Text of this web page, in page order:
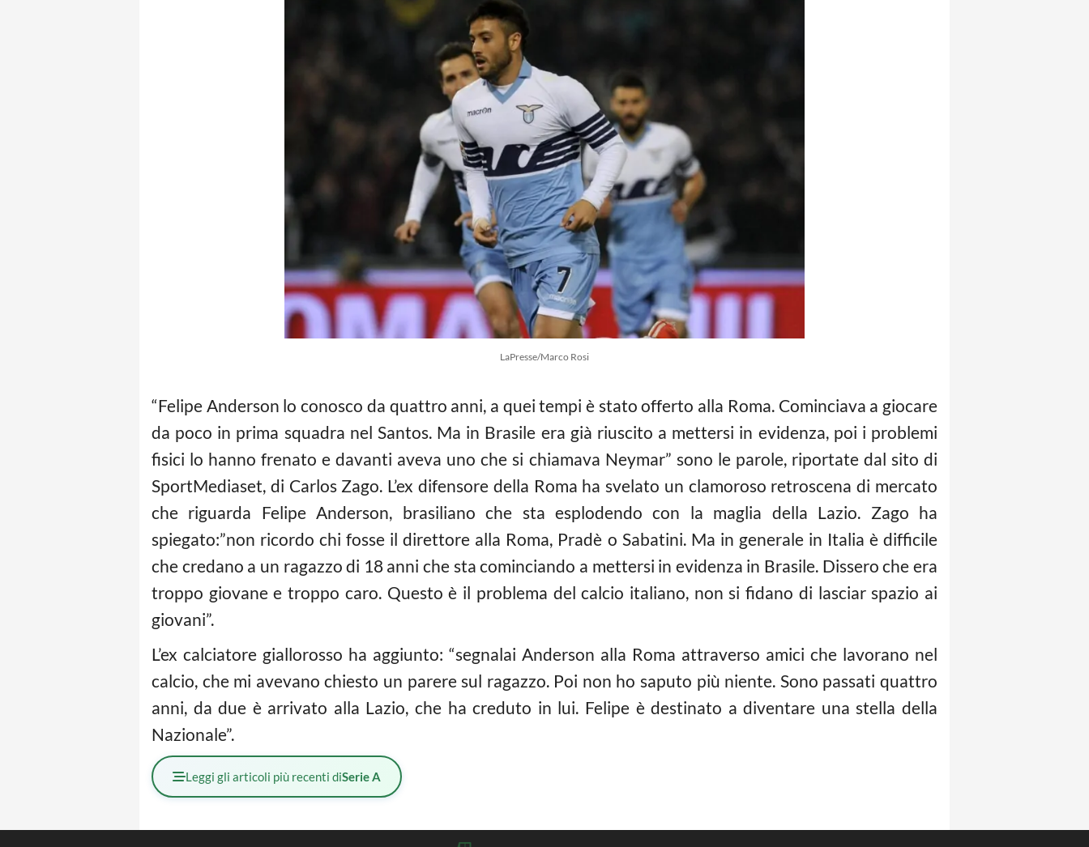
LaPresse/Marco Rosi
“Felipe Anderson lo conosco da quattro anni, a quei tempi è stato offerto alla Roma. Cominciava a giocare
da poco in prima squadra nel Santos. Ma in Brasile era già riuscito a mettersi in evidenza, poi i problemi
fisici lo hanno frenato e davanti aveva uno che si chiamava Neymar” sono le parole, riportate dal sito di
SportMediaset, di Carlos Zago. L’ex difensore della Roma ha svelato un clamoroso retroscena di mercato
che riguarda Felipe Anderson, brasiliano che sta esplodendo con la maglia della Lazio. Zago ha
spiegato:”non ricordo chi fosse il direttore alla Roma, Pradè o Sabatini. Ma in generale in Italia è difficile
che credano a un ragazzo di 18 anni che sta cominciando a mettersi in evidenza in Brasile. Dissero che era
troppo giovane e troppo caro. Questo è il problema del calcio italiano, non si fidano di lasciar spazio ai
giovani”.
L’ex calciatore giallorosso ha aggiunto: “segnalai Anderson alla Roma attraverso amici che lavorano nel
calcio, che mi avevano chiesto un parere sul ragazzo. Poi non ho saputo più niente. Sono passati quattro
anni, da due è arrivato alla Lazio, che ha creduto in lui. Felipe è destinato a diventare una stella della
Nazionale”.
Leggi gli articoli più recenti diSerie A